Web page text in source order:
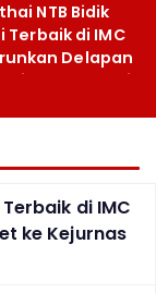
NTB Bidik
Terbaik di IMC
Delapan
Bekasi
di IMC
ke Kejurnas